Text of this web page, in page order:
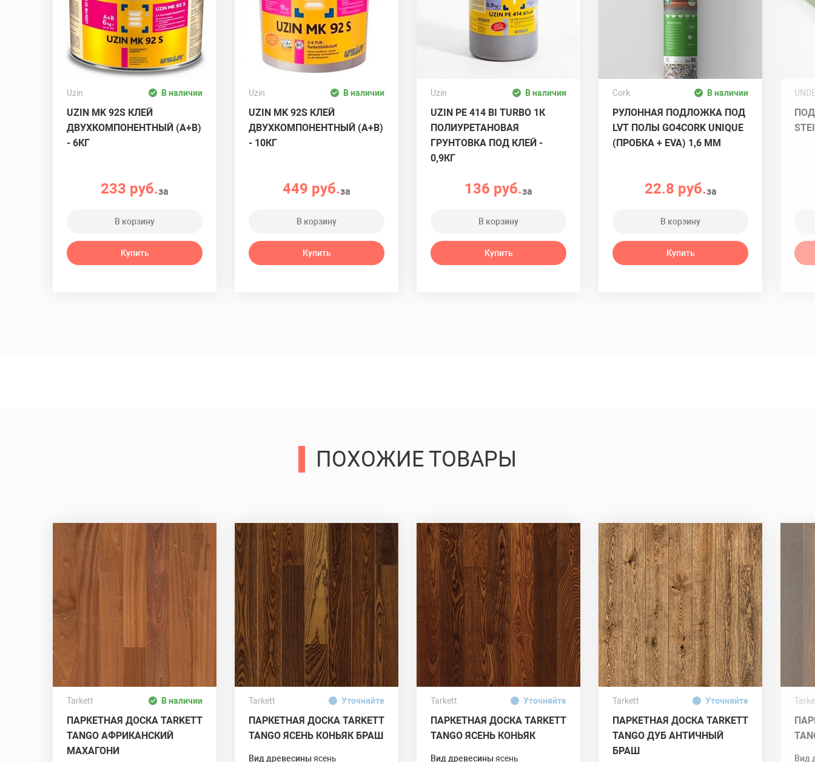
Uzin В наличии
UZIN MK 92S КЛЕЙ
ДВУХКОМПОНЕНТНЫЙ (A+B)
- 6КГ
233 руб.за
В корзину
Купить
Uzin В наличии
UZIN MK 92S КЛЕЙ
ДВУХКОМПОНЕНТНЫЙ (A+B)
- 10КГ
449 руб.за
В корзину
Купить
Uzin В наличии
UZIN PE 414 BI TURBO 1К
ПОЛИУРЕТАНОВАЯ
ГРУНТОВКА ПОД КЛЕЙ -
0,9КГ
136 руб.за
В корзину
Купить
Cork В наличии
РУЛОННАЯ ПОДЛОЖКА ПОД
LVT ПОЛЫ GO4CORK UNIQUE
(ПРОБКА + EVA) 1,6 ММ
22.8 руб.за
В корзину
Купить
ПОХОЖИЕ ТОВАРЫ
Tarkett В наличии
ПАРКЕТНАЯ ДОСКА TARKETT
TANGO АФРИКАНСКИЙ
МАХАГОНИ
Tarkett Уточняйте
ПАРКЕТНАЯ ДОСКА TARKETT
TANGO ЯСЕНЬ КОНЬЯК БРАШ
Вид древесиныясень
Tarkett Уточняйте
ПАРКЕТНАЯ ДОСКА TARKETT
TANGO ЯСЕНЬ КОНЬЯК
Вид древесиныясень
Tarkett Уточняйте
ПАРКЕТНАЯ ДОСКА TARKETT
TANGO ДУБ АНТИЧНЫЙ
БРАШ
Вид